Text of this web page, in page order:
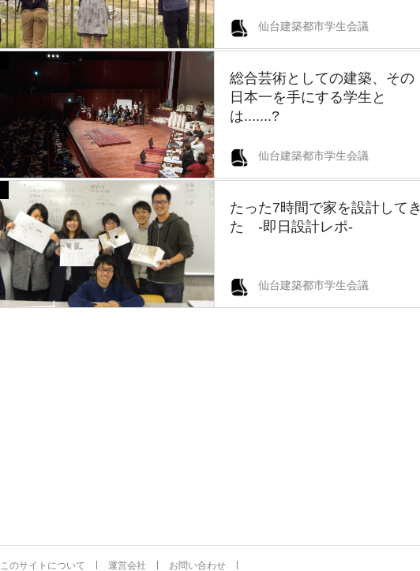
仙台建築都市学生会議
総合芸術としての建築、その
日本一を手にする学生と
は.......?
仙台建築都市学生会議
たった7時間で家を設計してき
た -即日設計レポ-
仙台建築都市学生会議
このサイトについて 運営会社 お問い合わせ